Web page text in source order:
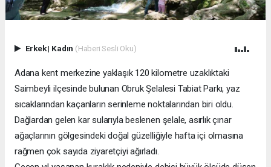
Erkek| Kadın (Haberi Sesli Oku)
Adana kent merkezine yaklaşık 120 kilometre uzaklıktaki
Saimbeyli ilçesinde bulunan Obruk Şelalesi Tabiat Parkı, yaz
sıcaklarından kaçanların serinleme noktalarından biri oldu.
Dağlardan gelen kar sularıyla beslenen şelale, asırlık çınar
ağaçlarının gölgesindeki doğal güzelliğiyle hafta içi olmasına
rağmen çok sayıda ziyaretçiyi ağırladı.